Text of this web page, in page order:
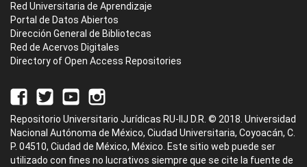
Red Universitaria de Aprendizaje
Portal de Datos Abiertos
Dirección General de Bibliotecas
Red de Acervos Digitales
Directory of Open Access Repositories
Repositorio Universitario Jurídicas RU-IIJ D.R. © 2018. Universidad
Nacional Autónoma de México, Ciudad Universitaria, Coyoacán, C.
P. 04510, Ciudad de México, México. Este sitio web puede ser
utilizado con fines no lucrativos siempre que se cite la fuente de